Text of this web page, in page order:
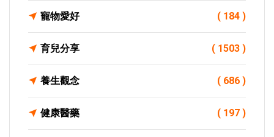
寵物愛好 ( 184 )
育兒分享 ( 1503 )
養生觀念 ( 686 )
健康醫藥 ( 197 )